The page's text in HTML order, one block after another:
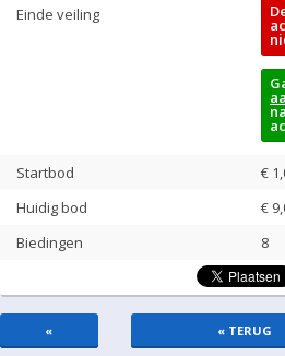
Einde veiling
Startbod
€
Huidig bod
€
Biedingen
8
« « TERUG